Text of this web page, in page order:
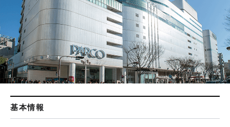
基本情報